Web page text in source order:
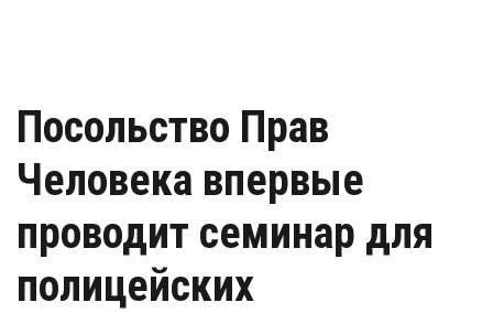
Посольство Прав
Человека впервые
проводит семинар для
полицейских